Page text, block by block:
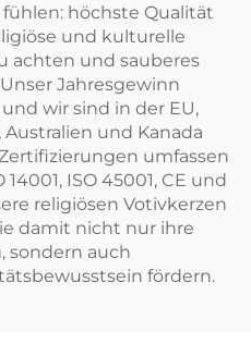
höchste Qualität
und kulturelle
achten und sauberes
Jahresgewinn
wir sind in der EU,
und Kanada
umfassen
14001, ISO 45001, CE und
religiösen Votivkerzen
damit nicht nur ihre
sondern auch
fördern.